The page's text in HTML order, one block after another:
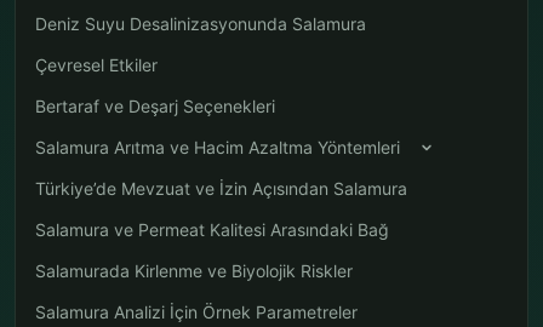
Deniz Suyu Desalinizasyonunda Salamura
Çevresel Etkiler
Bertaraf ve Deşarj Seçenekleri
Salamura Arıtma ve Hacim Azaltma Yöntemleri
Türkiye’de Mevzuat ve İzin Açısından Salamura
Salamura ve Permeat Kalitesi Arasındaki Bağ
Salamurada Kirlenme ve Biyolojik Riskler
Salamura Analizi İçin Örnek Parametreler